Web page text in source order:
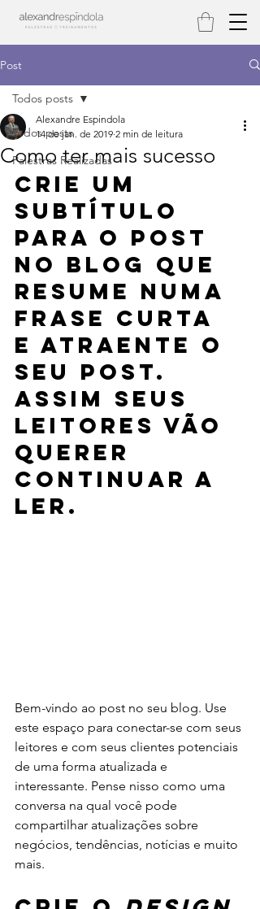
Post
Todos posts
Palestras Realizadas
Todos posts
Como ter mais sucesso
Alexandre Espindola
14 de jan. de 2019 2 min de leitura
Crie um
subtítulo
para o post
no blog que
resume numa
frase curta
e atraente o
seu post.
Assim seus
leitores vão
querer
continuar a
ler.
Bem-vindo ao post no seu blog. Use
este espaço para conectar-se com seus
leitores e com seus clientes potenciais
de uma forma atualizada e
interessante. Pense nisso como uma
conversa na qual você pode
compartilhar atualizações sobre
negócios, tendências, notícias e muito
mais.